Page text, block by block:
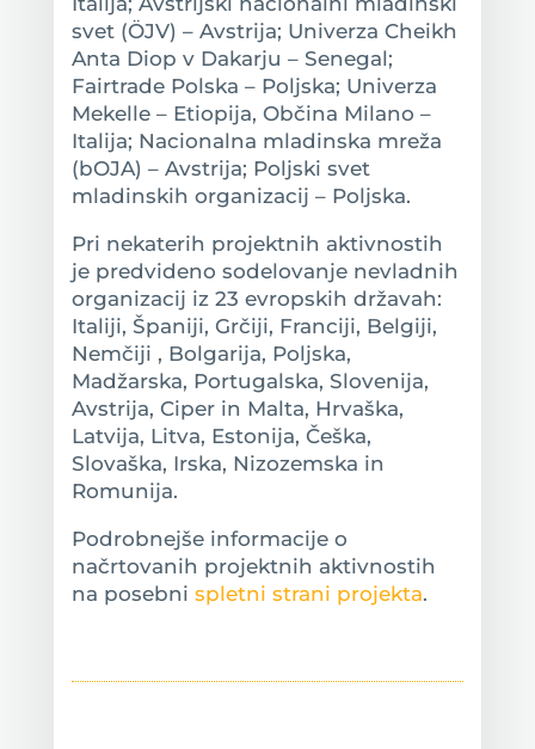
svet (ÖJV) – Avstrija; Univerza Cheikh
Anta Diop v Dakarju – Senegal;
Fairtrade Polska – Poljska; Univerza
Mekelle – Etiopija, Občina Milano –
Italija; Nacionalna mladinska mreža
(bOJA) – Avstrija; Poljski svet
mladinskih organizacij – Poljska.
Pri nekaterih projektnih aktivnostih
je predvideno sodelovanje nevladnih
organizacij iz 23 evropskih državah:
Italiji, Španiji, Grčiji, Franciji, Belgiji,
Nemčiji , Bolgarija, Poljska,
Madžarska, Portugalska, Slovenija,
Avstrija, Ciper in Malta, Hrvaška,
Latvija, Litva, Estonija, Češka,
Slovaška, Irska, Nizozemska in
Romunija.
Podrobnejše informacije o
načrtovanih projektnih aktivnostih
na posebni spletni strani projekta.